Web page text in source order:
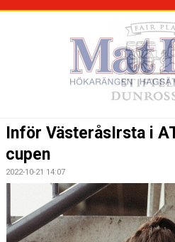
KALENDER
KONTAKT
Inför VästeråsIrsta i
cupen
2022-10-21 14:07